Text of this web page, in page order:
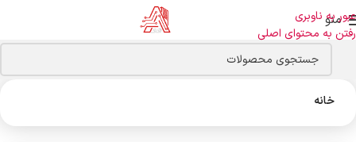
عبور به ناوبری
رفتن به محتوای اصلی
منو
خانه